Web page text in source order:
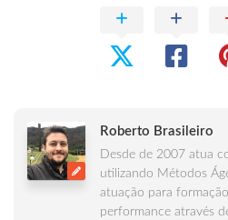
Roberto Brasileiro
Desde de 2007 atua
utilizando Métodos
atuação para
performance através